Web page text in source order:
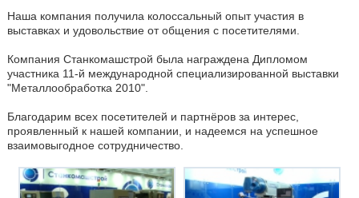
Наша компания получила колоссальный опыт участия в
выставках и удовольствие от общения с посетителями.
Компания Станкомашстрой была награждена Дипломом
участника 11-й международной специализированной выставки
"Металлообработка 2010".
Благодарим всех посетителей и партнёров за интерес,
проявленный к нашей компании, и надеемся на успешное
взаимовыгодное сотрудничество.